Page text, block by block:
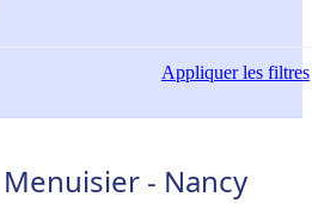
Appliquerles filtres
- Nancy